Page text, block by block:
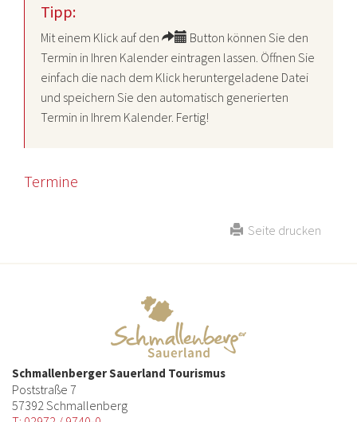
Tipp:
Mit einem Klick auf den
Button können Sie den
Termin in Ihren Kalender eintragen lassen. Öffnen Sie
einfach die nach dem Klick heruntergeladene Datei
und speichern Sie den automatisch generierten
Termin in Ihrem Kalender. Fertig!
Termine
Seite drucken
Schmallenberger Sauerland Tourismus
Poststraße 7
57392 Schmallenberg